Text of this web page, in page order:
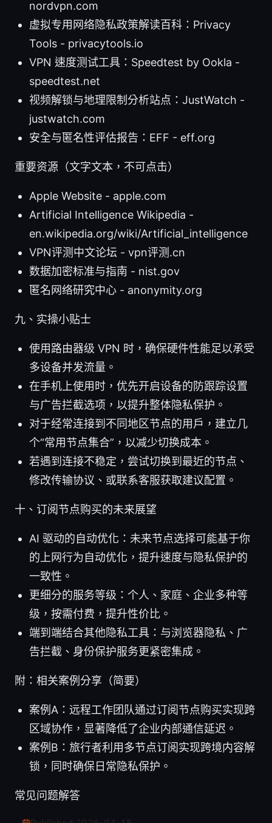
nordvpn.com
虚拟专用网络隐私政策解读百科：Privacy
Tools - privacytools.io
VPN 速度测试工具：Speedtest by Ookla -
speedtest.net
视频解锁与地理限制分析站点：JustWatch -
justwatch.com
安全与匿名性评估报告：EFF - eff.org
重要资源（文字文本，不可点击）
Apple Website - apple.com
Artificial Intelligence Wikipedia -
en.wikipedia.org/wiki/Artificial_intelligence
VPN评测中文论坛 - vpn评测.cn
数据加密标准与指南 - nist.gov
匿名网络研究中心 - anonymity.org
九、实操小贴士
使用路由器级 VPN 时，确保硬件性能足以承受
多设备并发流量。
在手机上使用时，优先开启设备的防跟踪设置
与广告拦截选项，以提升整体隐私保护。
对于经常连接到不同地区节点的用户，建立几
个“常用节点集合”，以减少切换成本。
若遇到连接不稳定，尝试切换到最近的节点、
修改传输协议、或联系客服获取建议配置。
十、订阅节点购买的未来展望
AI 驱动的自动优化：未来节点选择可能基于你
的上网行为自动优化，提升速度与隐私保护的
一致性。
更细分的服务等级：个人、家庭、企业多种等
级，按需付费，提升性价比。
端到端结合其他隐私工具：与浏览器隐私、广
告拦截、身份保护服务更紧密集成。
附：相关案例分享（简要）
案例A：远程工作团队通过订阅节点购买实现跨
区域协作，显著降低了企业内部通信延迟。
案例B：旅行者利用多节点订阅实现跨境内容解
锁，同时确保日常隐私保护。
常见问题解答